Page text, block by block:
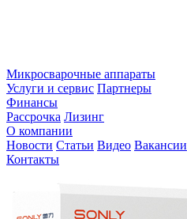
Микросварочные аппараты
Услуги и сервис Партнеры
Финансы
Рассрочка Лизинг
О компании
Новости Статьи Видео Вакансии
Контакты